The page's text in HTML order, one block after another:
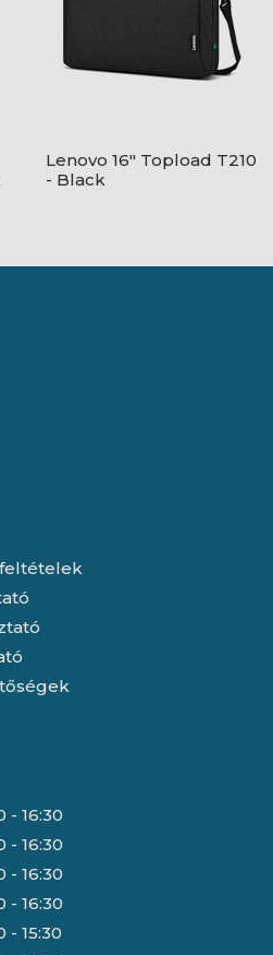
Lenovo 16" Topload T210
- Black
- 16:30
- 16:30
- 16:30
- 16:30
- 15:30